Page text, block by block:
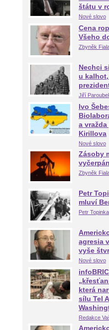
štátu v
Nové slovo
Cena
Všeho
Zbyněk
Nechci
u
Jiří
Ivo
a
Kirillova
Nové slovo
Zásoby
Zbyněk
Petr
mluví
Petr Topinka
agresia
vyše
Nové slovo
která
sílu Tel
Redakce